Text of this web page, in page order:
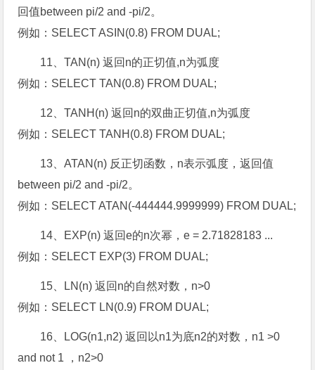
回值between pi/2 and -pi/2。
例如：SELECT ASIN(0.8) FROM DUAL;
11、TAN(n) 返回n的正切值,n为弧度
例如：SELECT TAN(0.8) FROM DUAL;
12、TANH(n) 返回n的双曲正切值,n为弧度
例如：SELECT TANH(0.8) FROM DUAL;
13、ATAN(n) 反正切函数，n表示弧度，返回值
between pi/2 and -pi/2。
例如：SELECT ATAN(-444444.9999999) FROM DUAL;
14、EXP(n) 返回e的n次幂，e = 2.71828183 ...
例如：SELECT EXP(3) FROM DUAL;
15、LN(n) 返回n的自然对数，n>0
例如：SELECT LN(0.9) FROM DUAL;
16、LOG(n1,n2) 返回以n1为底n2的对数，n1 >0
and not 1 ，n2>0